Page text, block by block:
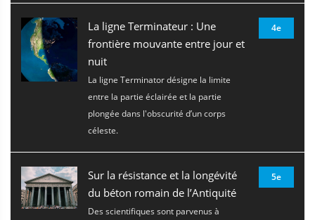
La ligne Terminateur : Une
frontière mouvante entre jour et
nuit
La ligne Terminator désigne la limite
entre la partie éclairée et la partie
plongée dans l'obscurité d’un corps
céleste.
4e
Sur la résistance et la longévité
du béton romain de l’Antiquité
Des scientifiques sont parvenus à
5e